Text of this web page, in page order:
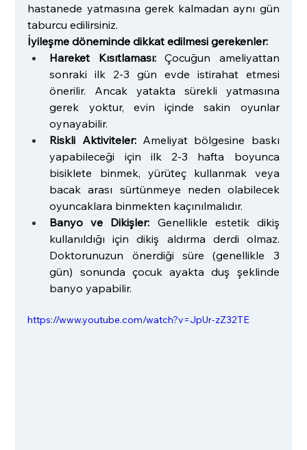
hastanede yatmasına gerek kalmadan aynı gün
taburcu edilirsiniz.
İyileşme döneminde dikkat edilmesi gerekenler:
Hareket Kısıtlaması: Çocuğun ameliyattan
sonraki ilk 2-3 gün evde istirahat etmesi
önerilir. Ancak yatakta sürekli yatmasına
gerek yoktur, evin içinde sakin oyunlar
oynayabilir.
Riskli Aktiviteler: Ameliyat bölgesine baskı
yapabileceği için ilk 2-3 hafta boyunca
bisiklete binmek, yürüteç kullanmak veya
bacak arası sürtünmeye neden olabilecek
oyuncaklara binmekten kaçınılmalıdır.
Banyo ve Dikişler: Genellikle estetik dikiş
kullanıldığı için dikiş aldırma derdi olmaz.
Doktorunuzun önerdiği süre (genellikle 3
gün) sonunda çocuk ayakta duş şeklinde
banyo yapabilir.
https://www.youtube.com/watch?v=JpUr-zZ32TE